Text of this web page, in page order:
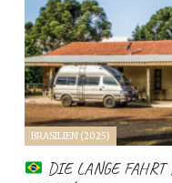
BRASILIEN (2025)
DIE LANGE FAHRT